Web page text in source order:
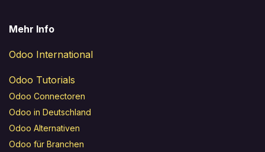
Mehr Info
Odoo International
Odoo Tutorials
Odoo Connectoren
Odoo in Deutschland
Odoo Alternativen
Odoo für Branchen